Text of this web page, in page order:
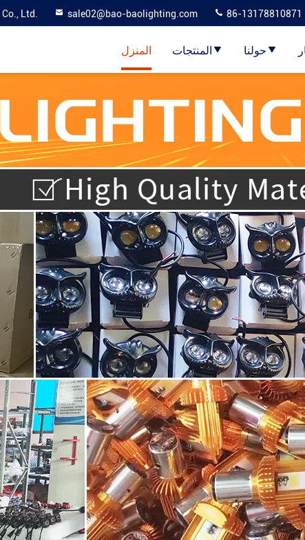
Ltd. sale02@bao-baolighting.com 86-13178810871
المنزل المنتجات حولنا